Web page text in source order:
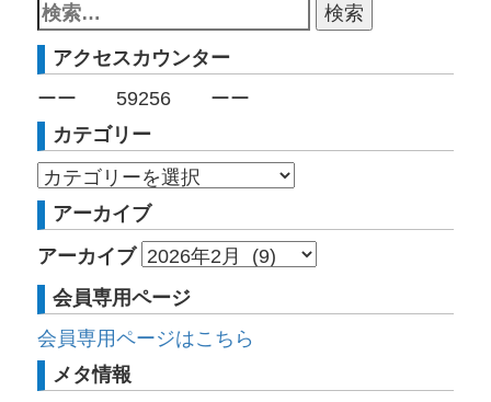
アクセスカウンター
ーー 59256ーー
カテゴリー
アーカイブ
アーカイブ
会員専用ページ
会員専用ページはこちら
メタ情報